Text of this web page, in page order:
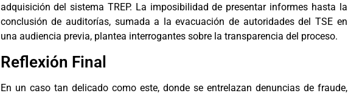
adquisición del sistema TREP. La imposibilidad de presentar informes hasta la
conclusión de auditorías, sumada a la evacuación de autoridades del TSE en
una audiencia previa, plantea interrogantes sobre la transparencia del proceso.
Reflexión Final
En un caso tan delicado como este, donde se entrelazan denuncias de fraude,